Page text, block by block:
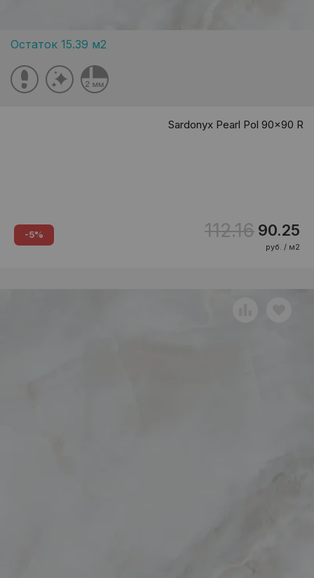
Остаток 15.39 м2
Sardonyx Pearl Pol 90x90 R
-5% 112.16 90.25
руб. / м2